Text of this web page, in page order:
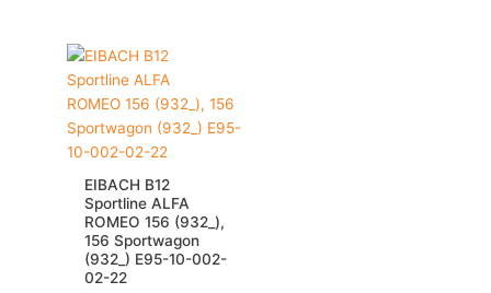
EIBACH B12
Sportline ALFA
ROMEO 156 (932_),
156 Sportwagon
(932_) E95-10-002-
02-22